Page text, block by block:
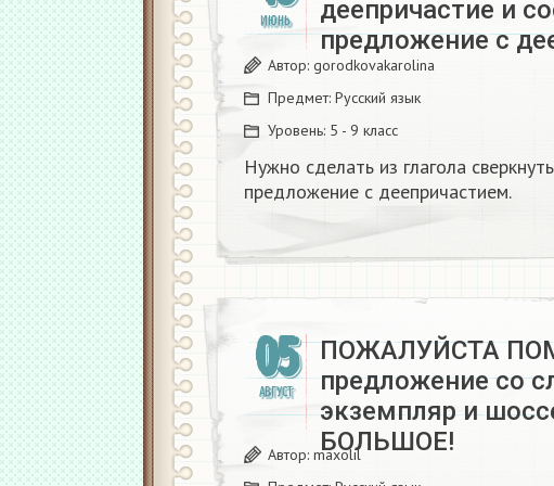
ИЮНЬ
деепричастие и
предложение с
Автор: gorodkovakarolina
Предмет: Русский язык
Уровень: 5 - 9 класс
Нужно сделать из глагола
предложение с деепричастием.
05
АВГУСТ
ПОЖАЛУЙСТА
предложение со
экземпляр и
БОЛЬШОЕ!
Автор: maxolil